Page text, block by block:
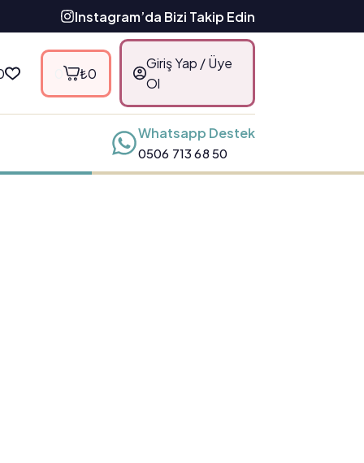
Instagram’da Bizi Takip Edin
₺0
Giriş Yap / Üye
Ol
Whatsapp Destek
0506 713 68 50